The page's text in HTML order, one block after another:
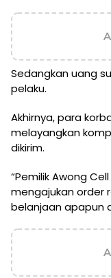
Sedangkan uang
pelaku.
Akhirnya, para
melayangkan
dikirim.
“Pemilik Awong
mengajukan order
belanjaan apapun